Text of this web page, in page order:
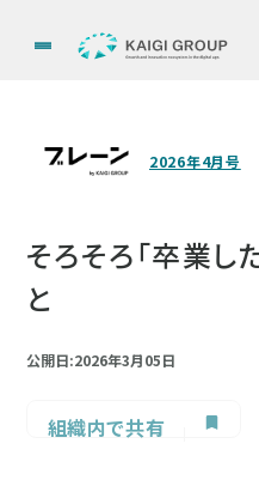
2026年4月号
そろそろ「卒業し
と
公開日:2026年3月05日
組織内で共有